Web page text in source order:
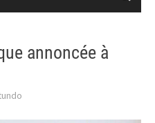
annoncée à